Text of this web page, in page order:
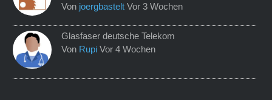
Von joergbastelt Vor 3 Wochen
Glasfaser deutsche Telekom
Von Rupi Vor 4 Wochen